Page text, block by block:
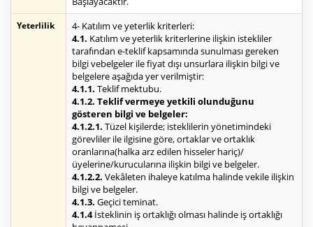
Yeterlilik
4- Katılım ve yeterlik kriterleri:
4.1. Katılım ve yeterlik kriterlerine ilişkin istekliler
tarafından e-teklif kapsamında sunulması gereken
bilgi vebelgeler ile fiyat dışı unsurlara ilişkin bilgi ve
belgelere aşağıda yer verilmiştir:
4.1.1. Teklif mektubu.
4.1.2. Teklif vermeye yetkili olunduğunu
gösteren bilgi ve belgeler:
4.1.2.1. Tüzel kişilerde; isteklilerin yönetimindeki
görevliler ile ilgisine göre, ortaklar ve ortaklık
oranlarına(halka arz edilen hisseler hariç)/
üyelerine/kurucularına ilişkin bilgi ve belgeler.
4.1.2.2. Vekâleten ihaleye katılma halinde vekile ilişkin
bilgi ve belgeler.
4.1.3. Geçici teminat.
4.1.4İsteklinin iş ortaklığı olması halinde iş ortaklığı